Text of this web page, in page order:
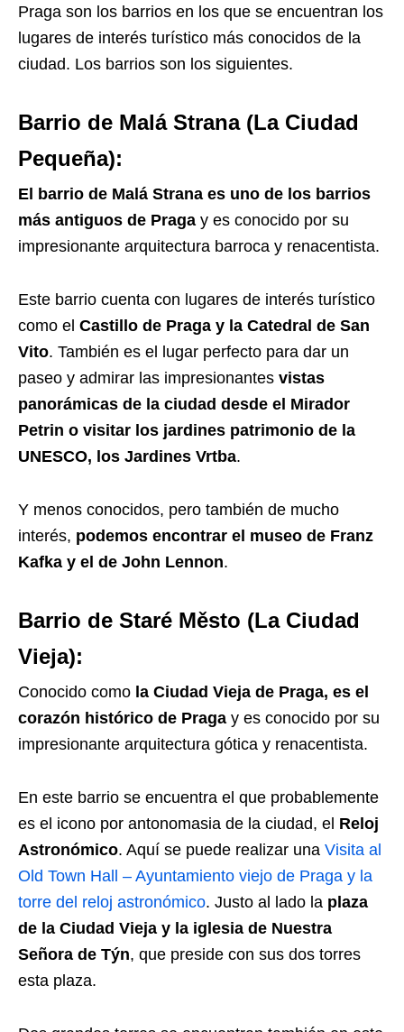
Praga son los barrios en los que se encuentran los
lugares de interés turístico más conocidos de la
ciudad. Los barrios son los siguientes.
Barrio de Malá Strana (La Ciudad
Pequeña):
El barrio de Malá Strana es uno de los barrios
más antiguos de Praga y es conocido por su
impresionante arquitectura barroca y renacentista.
Este barrio cuenta con lugares de interés turístico
como el Castillo de Praga y la Catedral de San
Vito. También es el lugar perfecto para dar un
paseo y admirar las impresionantes vistas
panorámicas de la ciudad desde el Mirador
Petrin o visitar los jardines patrimonio de la
UNESCO, los Jardines Vrtba.
Y menos conocidos, pero también de mucho
interés, podemos encontrar el museo de Franz
Kafka y el de John Lennon.
Barrio de Staré Město (La Ciudad
Vieja):
Conocido como la Ciudad Vieja de Praga, es el
corazón histórico de Praga y es conocido por su
impresionante arquitectura gótica y renacentista.
En este barrio se encuentra el que probablemente
es el icono por antonomasia de la ciudad, el Reloj
Astronómico. Aquí se puede realizar una Visita al
Old Town Hall – Ayuntamiento viejo de Praga y la
torre del reloj astronómico. Justo al lado la plaza
de la Ciudad Vieja y la iglesia de Nuestra
Señora de Týn, que preside con sus dos torres
esta plaza.